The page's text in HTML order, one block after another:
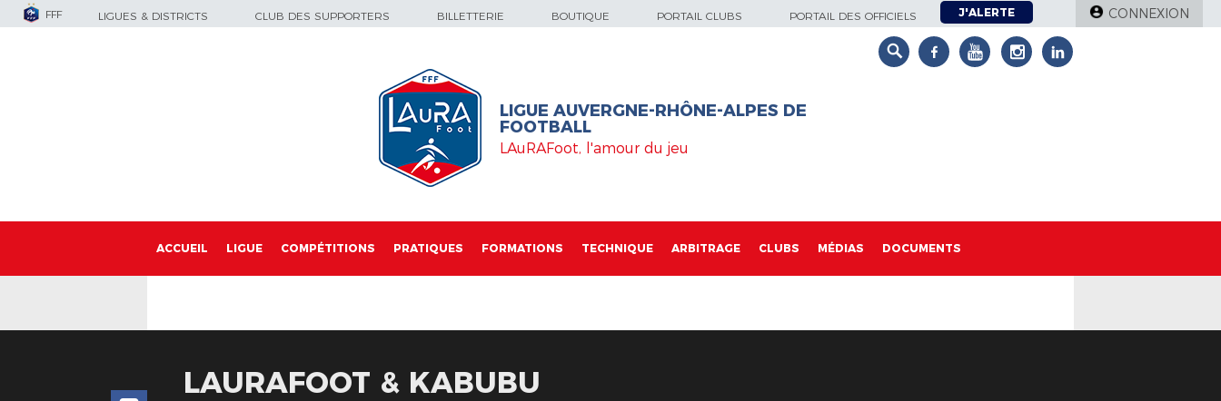
FFF LIGUES & DISTRICTS CLUB DES SUPPORTERS BILLETTERIE BOUTIQUE PORTAIL CLUBS PORTAIL DES OFFICIELS J'ALERTE CONNEXION
LIGUE AUVERGNE-RHÔNE-ALPES DE
FOOTBALL
LAuRAFoot, l'amour du jeu
ACCUEIL LIGUE COMPÉTITIONS PRATIQUES FORMATIONS TECHNIQUE ARBITRAGE CLUBS MÉDIAS DOCUMENTS
LAURAFOOT & KABUBU